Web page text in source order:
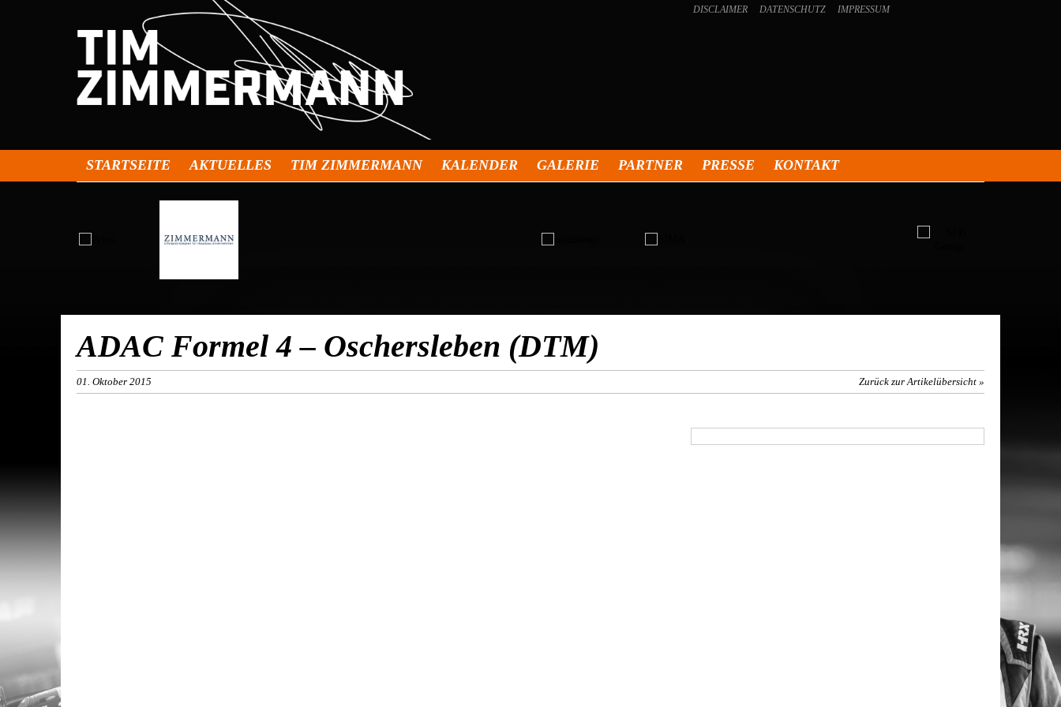
DISCLAIMER DATENSCHUTZ IMPRESSUM
STARTSEITE AKTUELLES TIM ZIMMERMANN KALENDER GALERIE PARTNER PRESSE KONTAKT
ADAC Formel 4 – Oschersleben (DTM)
01. Oktober 2015 Zurück zur Artikelübersicht »